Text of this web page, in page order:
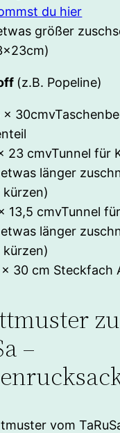
du hier
größer
(z.B. Popeline)
23 cmvTunnel für
länger
13,5 cmvTunnel
länger
30 cm Steckfach
–
vom